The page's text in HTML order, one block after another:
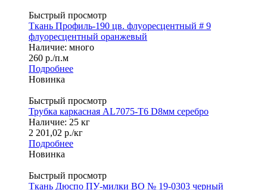
Быстрый просмотр
Ткань Профиль-190 цв. флуоресцентный # 9
флуоресцентный оранжевый
Наличие: много
260 р./п.м
Подробнее
Новинка
Быстрый просмотр
Трубка каркасная AL7075-T6 D8мм серебро
Наличие: 25 кг
2 201,02 р./кг
Подробнее
Новинка
Быстрый просмотр
Ткань Дюспо ПУ-милки ВО № 19-0303 черный